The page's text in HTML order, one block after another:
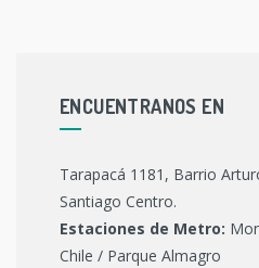
ENCUENTRANOS EN
Tarapacá 1181, Barrio
Santiago Centro.
Estaciones de Metro:
Chile / Parque Almagro